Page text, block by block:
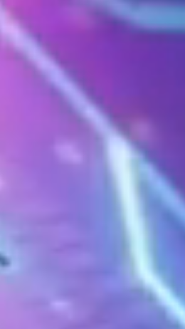
make AI
즐겁고 안전한